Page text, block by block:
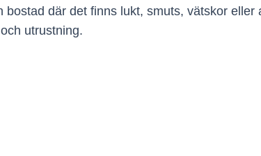
där det finns lukt, smuts, vätskor
och utrustning.